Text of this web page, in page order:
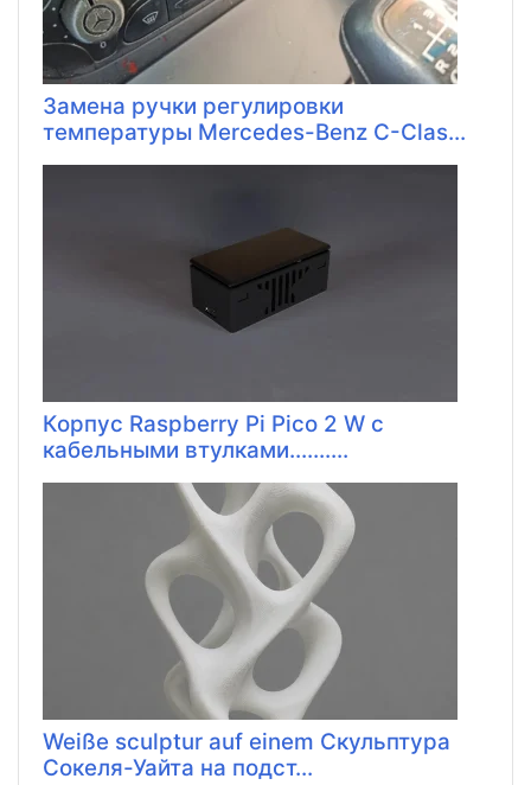
Замена ручки регулировки
температуры Mercedes-Benz C-Clas...
Корпус Raspberry Pi Pico 2 W с
кабельными втулками..........
Weiße sculptur auf einem Скульптура
Сокеля-Уайта на подст...